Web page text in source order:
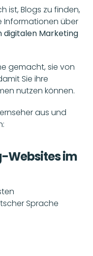
ist, Blogs zu finden,
Informationen über
gemacht, sie von
Sie ihre
nutzen können.
aus und
Websites im
Sprache